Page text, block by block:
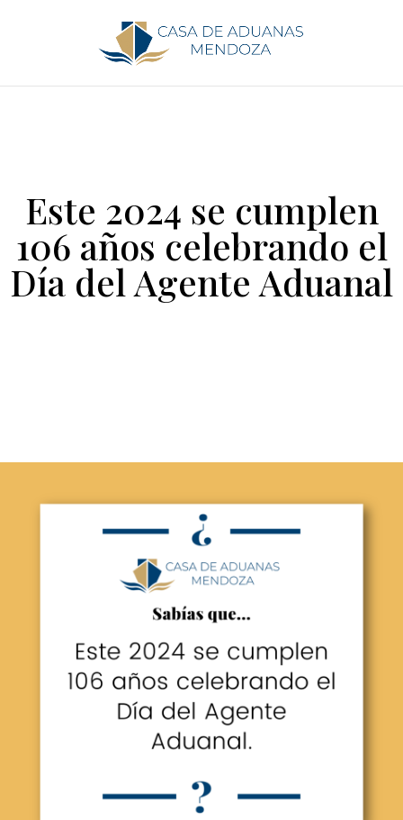
Este 2024 se cumplen
106 años celebrando el
Día del Agente Aduanal